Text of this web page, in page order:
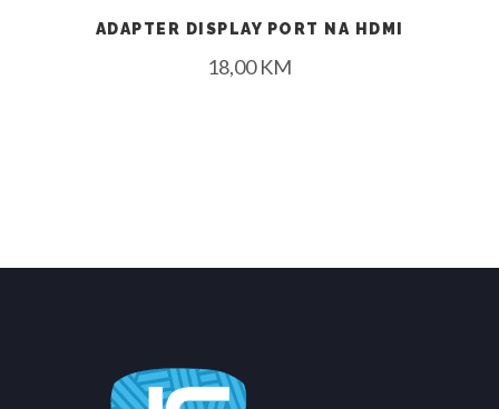
ADAPTER DISPLAY PORT NA HDMI
18,00KM